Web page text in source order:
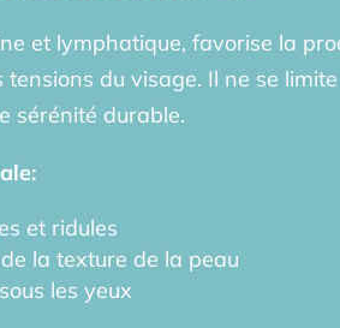
et lymphatique, favorise la
du visage. Il ne se
sérénité durable.
et ridules
la texture de la peau
les yeux